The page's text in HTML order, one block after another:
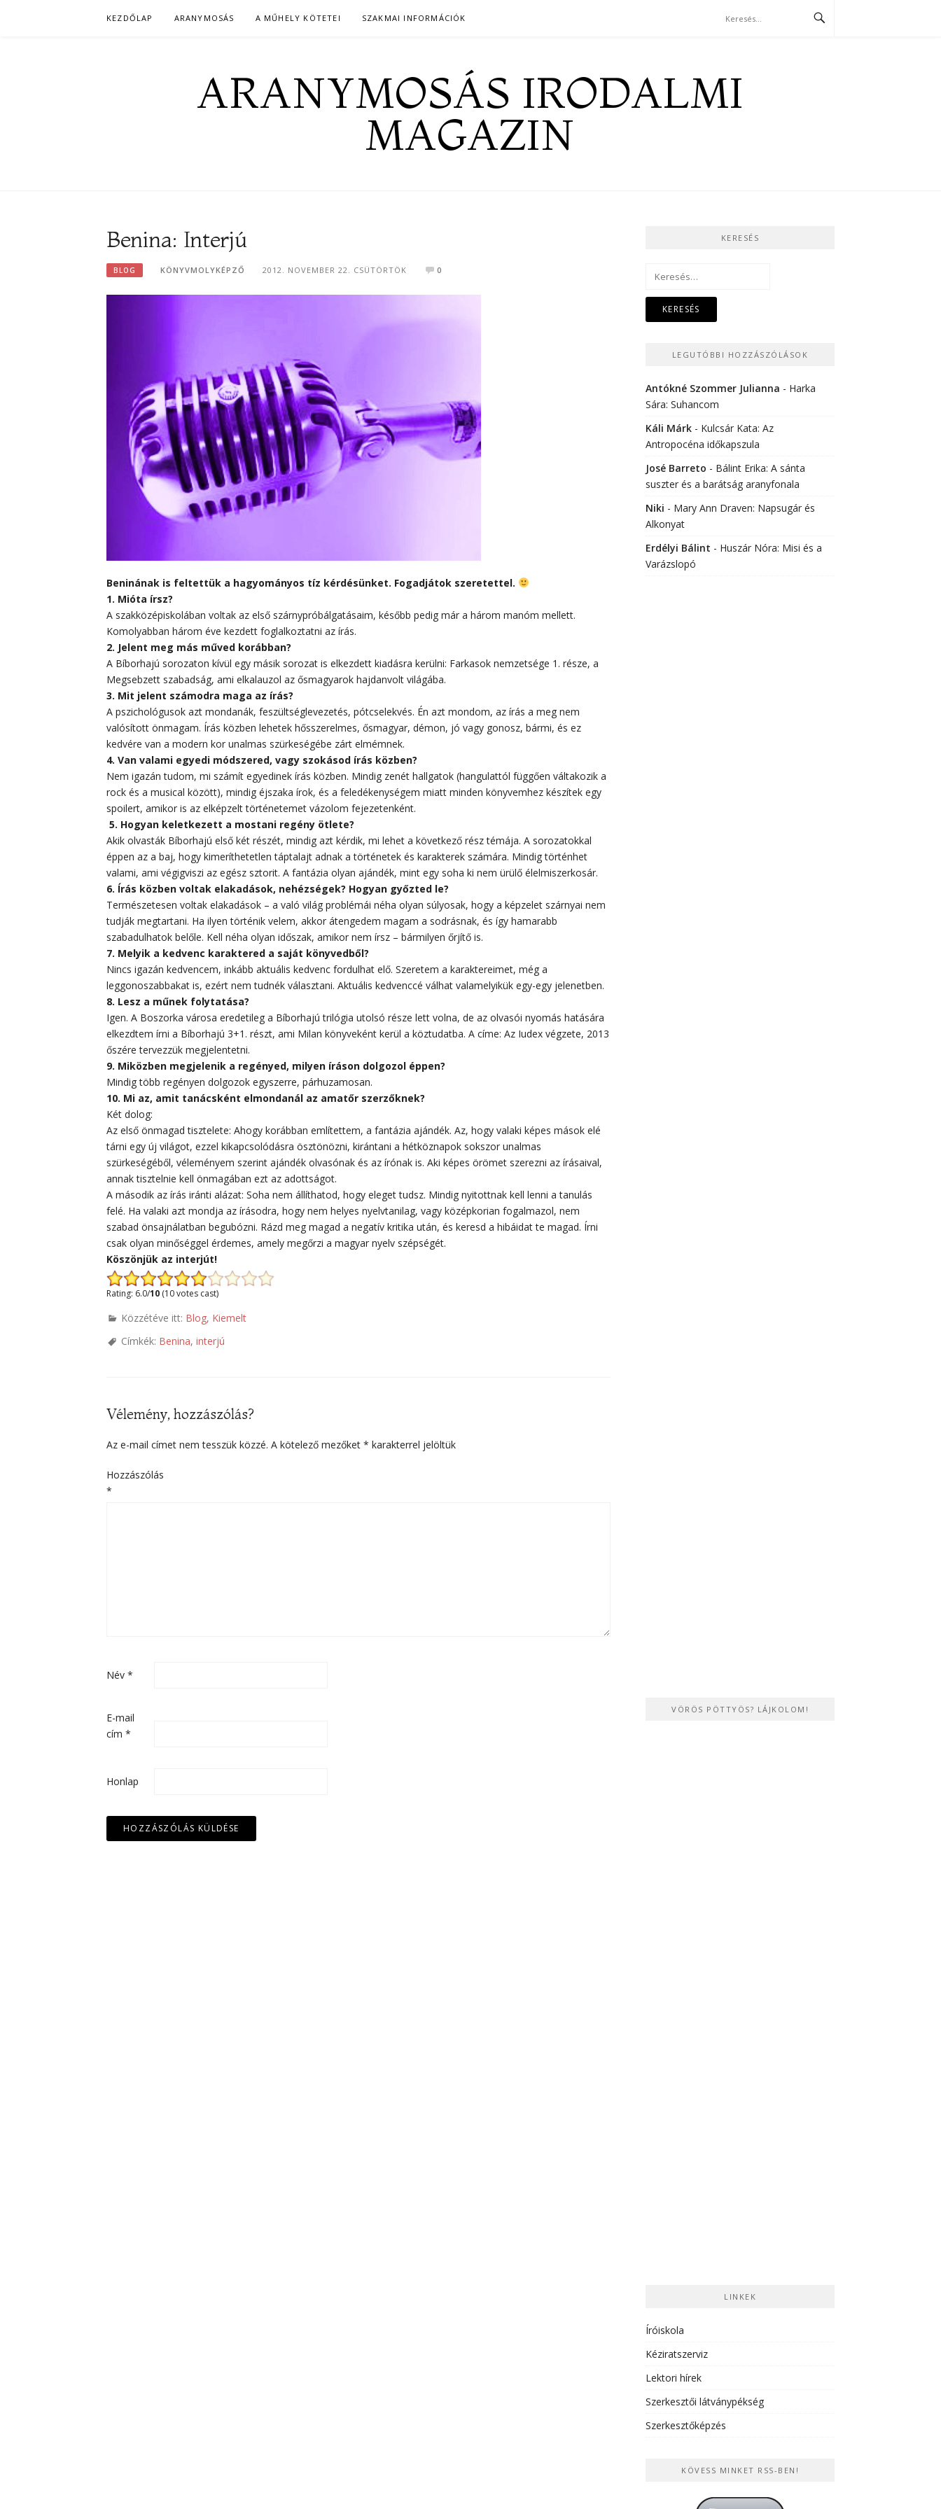
KEZDŐLAP ARANYMOSÁS A MŰHELY KÖTETEI SZAKMAI INFORMÁCIÓK
ARANYMOSÁS IRODALMI
MAGAZIN
Benina: Interjú
BLOG KÖNYVMOLYKÉPZŐ 2012. NOVEMBER 22. CSÜTÖRTÖK 0
Beninának is feltettük a hagyományos tíz kérdésünket. Fogadjátok szeretettel.
1. Mióta írsz?
A szakközépiskolában voltak az első szárnypróbálgatásaim, később pedig már a három manóm mellett.
Komolyabban három éve kezdett foglalkoztatni az írás.
2. Jelent meg más műved korábban?
A Bíborhajú sorozaton kívül egy másik sorozat is elkezdett kiadásra kerülni: Farkasok nemzetsége 1. része, a
Megsebzett szabadság, ami elkalauzol az ősmagyarok hajdanvolt világába.
3. Mit jelent számodra maga az írás?
A pszichológusok azt mondanák, feszültséglevezetés, pótcselekvés. Én azt mondom, az írás a meg nem
valósított önmagam. Írás közben lehetek hősszerelmes, ősmagyar, démon, jó vagy gonosz, bármi, és ez
kedvére van a modern kor unalmas szürkeségébe zárt elmémnek.
4. Van valami egyedi módszered, vagy szokásod írás közben?
Nem igazán tudom, mi számít egyedinek írás közben. Mindig zenét hallgatok (hangulattól függően váltakozik a
rock és a musical között), mindig éjszaka írok, és a feledékenységem miatt minden könyvemhez készítek egy
spoilert, amikor is az elképzelt történetemet vázolom fejezetenként.
5. Hogyan keletkezett a mostani regény ötlete?
Akik olvasták Bíborhajú első két részét, mindig azt kérdik, mi lehet a következő rész témája. A sorozatokkal
éppen az a baj, hogy kimeríthetetlen táptalajt adnak a történetek és karakterek számára. Mindig történhet
valami, ami végigviszi az egész sztorit. A fantázia olyan ajándék, mint egy soha ki nem ürülő élelmiszerkosár.
6. Írás közben voltak elakadások, nehézségek? Hogyan győzted le?
Természetesen voltak elakadások – a való világ problémái néha olyan súlyosak, hogy a képzelet szárnyai nem
tudják megtartani. Ha ilyen történik velem, akkor átengedem magam a sodrásnak, és így hamarabb
szabadulhatok belőle. Kell néha olyan időszak, amikor nem írsz – bármilyen őrjítő is.
7. Melyik a kedvenc karaktered a saját könyvedből?
Nincs igazán kedvencem, inkább aktuális kedvenc fordulhat elő. Szeretem a karaktereimet, még a
leggonoszabbakat is, ezért nem tudnék választani. Aktuális kedvenccé válhat valamelyikük egy-egy jelenetben.
8. Lesz a műnek folytatása?
Igen. A Boszorka városa eredetileg a Bíborhajú trilógia utolsó része lett volna, de az olvasói nyomás hatására
elkezdtem írni a Bíborhajú 3+1. részt, ami Milan könyveként kerül a köztudatba. A címe: Az Iudex végzete, 2013
őszére tervezzük megjelentetni.
9. Miközben megjelenik a regényed, milyen íráson dolgozol éppen?
Mindig több regényen dolgozok egyszerre, párhuzamosan.
10. Mi az, amit tanácsként elmondanál az amatőr szerzőknek?
Két dolog:
Az első önmagad tisztelete: Ahogy korábban említettem, a fantázia ajándék. Az, hogy valaki képes mások elé
tárni egy új világot, ezzel kikapcsolódásra ösztönözni, kirántani a hétköznapok sokszor unalmas
szürkeségéből, véleményem szerint ajándék olvasónak és az írónak is. Aki képes örömet szerezni az írásaival,
annak tisztelnie kell önmagában ezt az adottságot.
A második az írás iránti alázat: Soha nem állíthatod, hogy eleget tudsz. Mindig nyitottnak kell lenni a tanulás
felé. Ha valaki azt mondja az írásodra, hogy nem helyes nyelvtanilag, vagy középkorian fogalmazol, nem
szabad önsajnálatban begubózni. Rázd meg magad a negatív kritika után, és keresd a hibáidat te magad. Írni
csak olyan minőséggel érdemes, amely megőrzi a magyar nyelv szépségét.
Köszönjük az interjút!
Rating: 6.0/10 (10 votes cast)
Közzétéve itt: Blog, Kiemelt
Címkék: Benina, interjú
Vélemény, hozzászólás?
Az e-mail címet nem tesszük közzé. A kötelező mezőket * karakterrel jelöltük
Hozzászólás
*
Név *
E-mail
cím *
Honlap
KERESÉS
Keresés:
LEGUTÓBBI HOZZÁSZÓLÁSOK
Antókné Szommer Julianna - Harka
Sára: Suhancom
Káli Márk - Kulcsár Kata: Az
Antropocéna időkapszula
José Barreto - Bálint Erika: A sánta
suszter és a barátság aranyfonala
Niki - Mary Ann Draven: Napsugár és
Alkonyat
Erdélyi Bálint - Huszár Nóra: Misi és a
Varázslopó
VÖRÖS PÖTTYÖS? LÁJKOLOM!
LINKEK
Íróiskola
Kéziratszerviz
Lektori hírek
Szerkesztői látványpékség
Szerkesztőképzés
KÖVESS MINKET RSS-BEN!